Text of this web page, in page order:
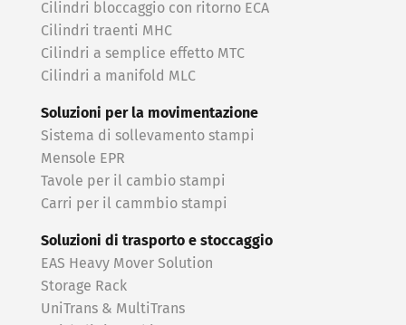
Cilindri bloccaggio con ritorno ECA
Cilindri traenti MHC
Cilindri a semplice effetto MTC
Cilindri a manifold MLC
Soluzioni per la movimentazione
Sistema di sollevamento stampi
Mensole EPR
Tavole per il cambio stampi
Carri per il cammbio stampi
Soluzioni di trasporto e stoccaggio
EAS Heavy Mover Solution
Storage Rack
UniTrans & MultiTrans